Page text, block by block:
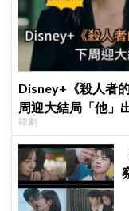
Disney+《殺人者
周迎大結局「他」
韓劇